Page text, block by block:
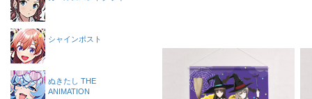
シャインポスト
ぬきたし THE
ANIMATION